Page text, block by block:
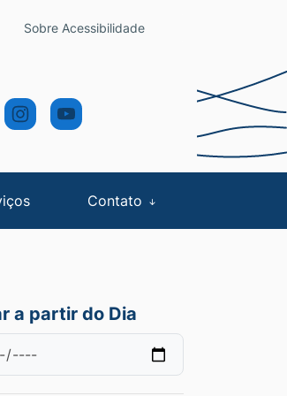
Sobre Acessibilidade
Contato
a partir do Dia